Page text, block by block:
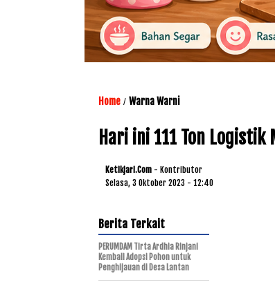
Home / Warna Warni
Hari ini 111 Ton Logistik
Ketikjari.com - Kontributor
Selasa, 3 Oktober 2023 - 12:40
Berita Terkait
PERUMDAM Tirta Ardhia Rinjani
Kembali Adopsi Pohon untuk
Penghijauan di Desa Lantan